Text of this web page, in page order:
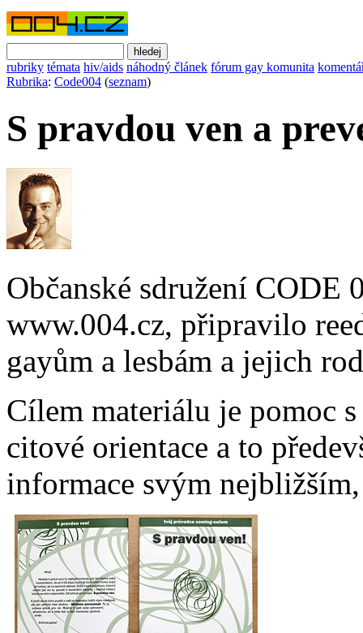
rubriky témata hiv/aids náhodný článek fórum gay komunita
Rubrika: Code004 (seznam)
S pravdou ven a
Občanské sdružení CODE
www.004.cz, připravilo
gayům a lesbám a jejich
Cílem materiálu je pomoc
citové orientace a to
informace svým